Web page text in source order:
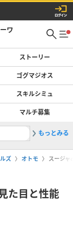
ワ
ストーリー
ゴグマジオス
スキルシミュ
マルチ募集
2Switch2
もっとみる
ズ オトモ スージャ
た目と性能